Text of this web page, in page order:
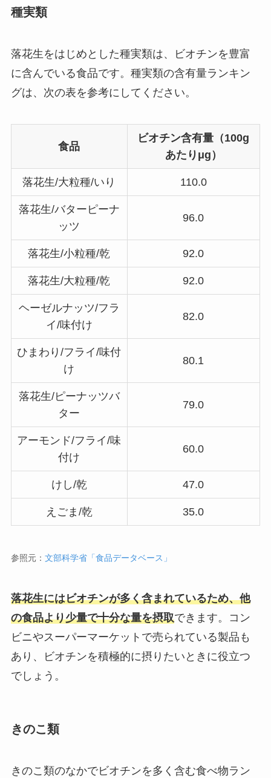
種実類
落花生をはじめとした種実類は、ビオチンを豊富
に含んでいる食品です。種実類の含有量ランキン
グは、次の表を参考にしてください。
食品
ビオチン含有量（100g
あたりμg）
落花生/大粒種/いり 110.0
落花生/バターピーナ
ッツ
96.0
落花生/小粒種/乾 92.0
落花生/大粒種/乾 92.0
ヘーゼルナッツ/フラ
イ/味付け
82.0
ひまわり/フライ/味付
け
80.1
落花生/ピーナッツバ
ター
79.0
アーモンド/フライ/味
付け
60.0
けし/乾 47.0
えごま/乾 35.0
参照元： 文部科学省「食品データベース」
落花生にはビオチンが多く含まれているため、他
の食品より少量で十分な量を摂取できます。コン
ビニやスーパーマーケットで売られている製品も
あり、ビオチンを積極的に摂りたいときに役立つ
でしょう。
きのこ類
きのこ類のなかでビオチンを多く含む食べ物ラン